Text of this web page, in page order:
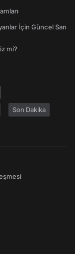
İçin Güncel San
mi?
Son Dakika